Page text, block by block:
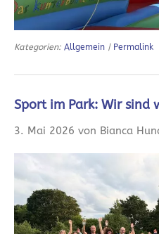
Kategorien: Allgemein | Permalink
Sport im Park: Wir sind
3. Mai 2026 von Bianca